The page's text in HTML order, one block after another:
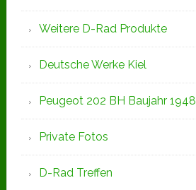
Weitere D-Rad Produkte
Deutsche Werke Kiel
Peugeot 202 BH Baujahr 1948
Private Fotos
D-Rad Treffen